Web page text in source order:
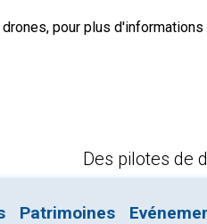
pour plus
Des pilotes de
Patrimoines